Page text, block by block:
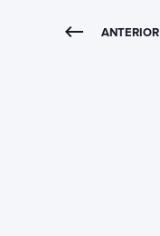
ANTERIOR